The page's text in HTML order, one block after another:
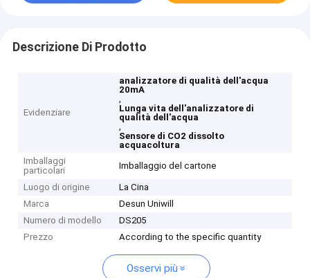
Descrizione Di Prodotto
Evidenziare
analizzatore di qualità dell'acqua
20mA
,
Lunga vita dell'analizzatore di
qualità dell'acqua
,
Sensore di CO2 dissolto
acquacoltura
Imballaggi
particolari
Imballaggio del cartone
Luogo di origine
La Cina
Marca
Desun Uniwill
Numero di modello
DS205
Prezzo
According to the specific quantity
Osservi più